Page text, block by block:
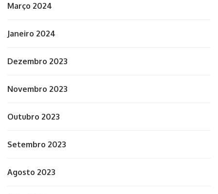
Março 2024
Janeiro 2024
Dezembro 2023
Novembro 2023
Outubro 2023
Setembro 2023
Agosto 2023